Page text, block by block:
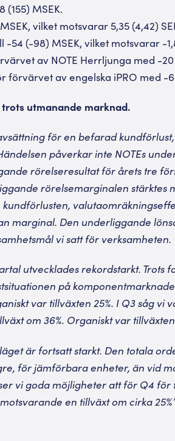
MSEK.
vilket motsvarar 5,35 (4,42)
54 (-98) MSEK, vilket motsvarar -
av NOTE Herrljunga med -20
av engelska iPRO med -
utmanande marknad.
för en befa­rad
påverkar inte NOTEs
rörelseresultat för årets tre
rörelsemarginalen
marginal. Den underliggande
vi satt för verksamheten.
utvecklades re­kordstarkt. Trots
på
var tillväxten 25%. I Q3 såg vi
om 36%. Organiskt var tillväxten
är fortsatt starkt. Den totala
för jämförbara enheter, än vid
vi goda möjligheter att för Q4 för
en tillväxt om cirka